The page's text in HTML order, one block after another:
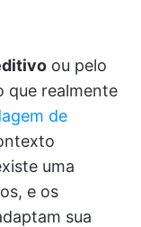
ou pelo
que realmente
de
uma
e os
sua